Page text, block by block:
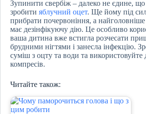
Зупинити свербіж – далеко не єдине,
зробити яблучний оцет. Ще йому під
прибрати почервоніння, а
має дезінфікуючу дію. Це особливо
ваша дитина вже встигла розчесати
брудними нігтями і занесла інфекцію.
суміш з оцту та води та використовуйте
компресів.
Читайте також: